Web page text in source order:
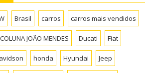
Brasil carros carros mais vendidos
COLUNA JOÃO MENDES Ducati Fiat
honda Hyundai Jeep